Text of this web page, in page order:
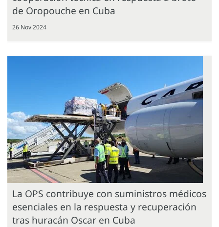
de Oropouche en Cuba
26 Nov 2024
La OPS contribuye con suministros médicos
esenciales en la respuesta y recuperación
tras huracán Oscar en Cuba